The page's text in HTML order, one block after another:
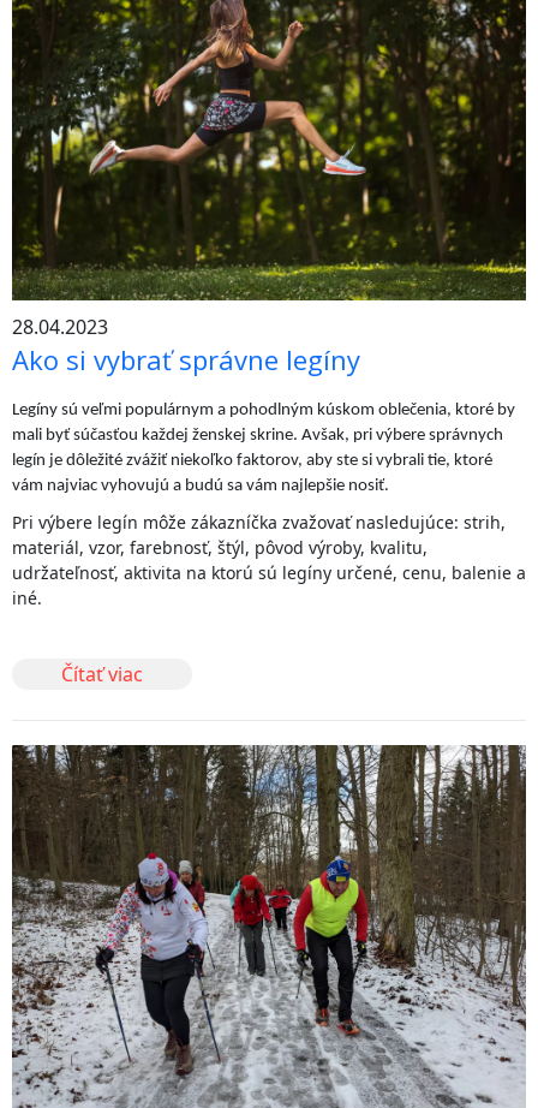
28.04.2023
Ako si vybrať správne legíny
Legíny sú veľmi populárnym a pohodlným kúskom oblečenia, ktoré by
mali byť súčasťou každej ženskej skrine. Avšak, pri výbere správnych
legín je dôležité zvážiť niekoľko faktorov, aby ste si vybrali tie, ktoré
vám najviac vyhovujú a budú sa vám najlepšie nosiť.
Pri výbere legín môže zákazníčka zvažovať nasledujúce: strih,
materiál, vzor, farebnosť, štýl, pôvod výroby, kvalitu,
udržateľnosť, aktivita na ktorú sú legíny určené, cenu, balenie a
iné.
Čítať viac